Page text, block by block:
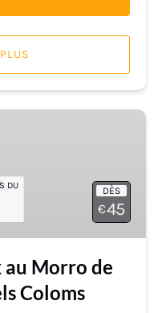
DÈS
€45
DU
au Morro de
Coloms